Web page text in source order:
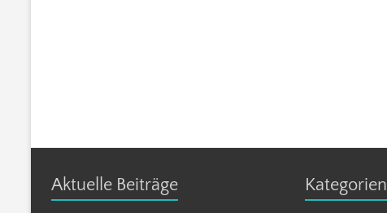
Aktuelle Beiträge Kategorien